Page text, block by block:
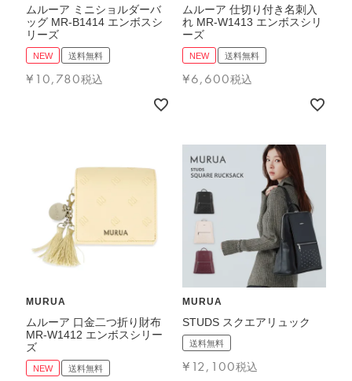
ムルーア ミニショルダーバ
ッグ MR-B1414 エンボスシ
リーズ
NEW 送料無料
¥ 10,780税込
ムルーア 仕切り付き名刺入
れ MR-W1413 エンボスシリ
ーズ
NEW 送料無料
¥6,600税込
MURUA
ムルーア 口金二つ折り財布
MR-W1412 エンボスシリー
ズ
NEW 送料無料
MURUA
STUDS スクエアリュック
送料無料
¥ 12,100税込